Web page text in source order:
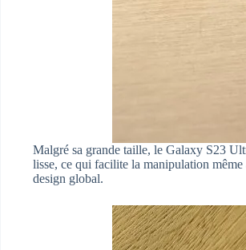
Malgré sa grande taille, le Galaxy S23
lisse, ce qui facilite la manipulation
design global.